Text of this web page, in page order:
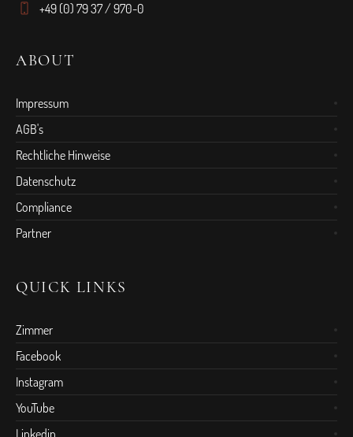
+49 (0) 79 37 / 970-0
ABOUT
Impressum
AGB's
Rechtliche Hinweise
Datenschutz
Compliance
Partner
QUICK LINKS
Zimmer
Facebook
Instagram
YouTube
Linkedin